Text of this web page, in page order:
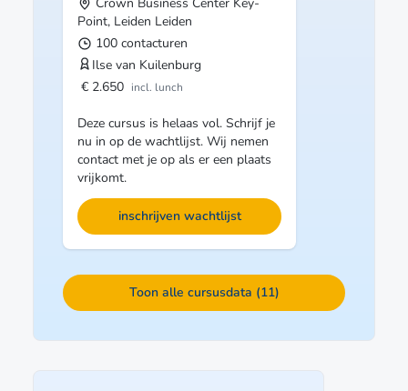
Point, Leiden Leiden
100 contacturen
Ilse van Kuilenburg
€ 2.650 incl. lunch
Deze cursus is helaas vol. Schrijf je
nu in op de wachtlijst. Wij nemen
contact met je op als er een plaats
vrijkomt.
inschrijven wachtlijst
Toon alle cursusdata (11)